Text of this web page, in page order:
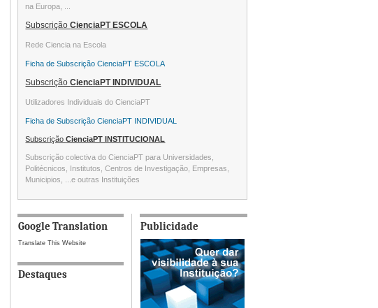
na Europa, ...
SubscriçãoCienciaPT ESCOLA
Rede Ciencia na Escola
Ficha de Subscrição CienciaPT ESCOLA
SubscriçãoCienciaPT INDIVIDUAL
Utilizadores Individuais do CienciaPT
Ficha de Subscrição CienciaPT INDIVIDUAL
SubscriçãoCienciaPT INSTITUCIONAL
Subscrição colectiva do CienciaPT para Universidades,
Politécnicos, Institutos, Centros de Investigação, Empresas,
Municipios, ...e outras Instituições
Google Translation
Translate This Website
Destaques
Publicidade